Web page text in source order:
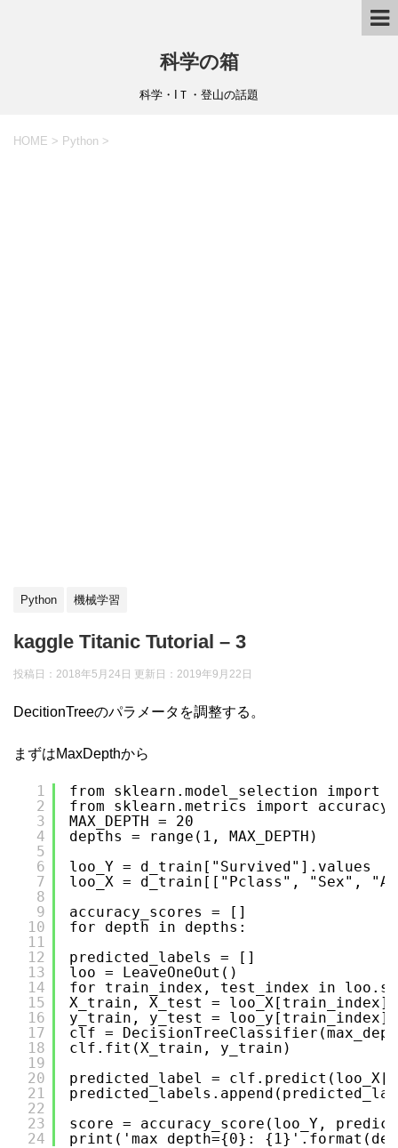
科学の箱
科学・IＴ・登山の話題
HOME > Python >
Python 機械学習
kaggle Titanic Tutorial – 3
投稿日：2018年5月24日 更新日： 2019年9月22日
DecitionTreeのパラメータを調整する。
まずはMaxDepthから
1
2
3
4
5
6
7
8
9
10
11
12
13
14
15
16
17
18
19
20
21
22
23
24
from sklearn.model_selection import
from sklearn.metrics import
MAX_DEPTH = 20
depths = range(1, MAX_DEPTH)
loo_Y = d_train["Survived"].values
loo_X = d_train[["Pclass", "Sex",
accuracy_scores = []
for depth in depths:
predicted_labels = []
loo = LeaveOneOut()
for train_index, test_index in
X_train, X_test =
y_train, y_test =
clf =
clf.fit(X_train, y_train)
predicted_label =
score = accuracy_score(loo_Y,
print('max depth={0}: